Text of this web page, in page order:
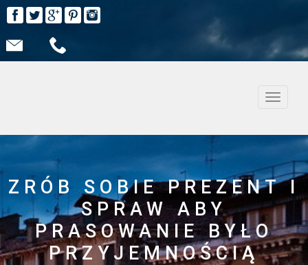
ZRÓB SOBIE PREZENT I
SPRAW ABY
PRASOWANIE BYŁO
PRZYJEMNOŚCIĄ